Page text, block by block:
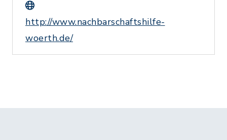
http://www.nachbarschaftshilfe-
woerth.de/